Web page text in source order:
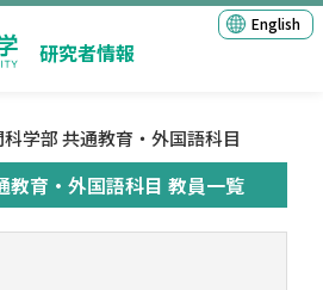
研究者情報
English
学部 共通教育・外国語科目
教育・外国語科目 教員一覧